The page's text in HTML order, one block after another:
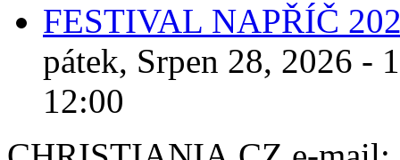
FESTIVAL NAPŘÍČ
pátek, Srpen 28, 2026 -
12:00